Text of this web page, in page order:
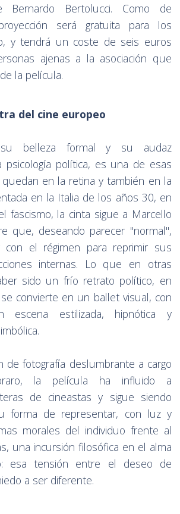
Bernardo Bertolucci. Como de
será gratuita para los
y tendrá un coste de seis euros
ajenas a la asociación que
la película.
del cine europeo
su belleza formal y su audaz
psicología política, es una de esas
en la retina y también en la
en la Italia de los años 30, en
fascismo, la cinta sigue a Marcello
que, deseando parecer "normal",
con el régimen para reprimir sus
internas. Lo que en otras
sido un frío retrato político, en
convierte en un ballet visual, con
escena estilizada, hipnótica y
de fotografía deslumbrante a cargo
la película ha influido a
de cineastas y sigue siendo
forma de representar, con luz y
morales del individuo frente al
una incursión filosófica en el alma
esa tensión entre el deseo de
a ser diferente.